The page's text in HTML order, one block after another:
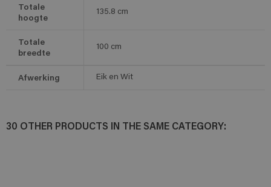
Totale
hoogte
135.8 cm
Totale
breedte
100 cm
Afwerking Eik en Wit
30 OTHER PRODUCTS IN THE SAME CATEGORY: